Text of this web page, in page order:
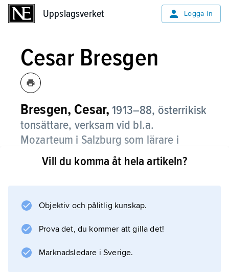
Uppslagsverket Logga in
Cesar Bresgen
Bresgen, Cesar, 1913–88, österrikisk
tonsättare, verksam vid bl.a.
Mozarteum i Salzburg som lärare i
komposition (professor 1947).
Stravinsky var en av B:s influenser. B:s stora
utgåvor av balkansk musik.
Vill du komma åt hela artikeln?
Objektiv och pålitlig kunskap.
Prova det, du kommer att gilla det!
Marknadsledare i Sverige.